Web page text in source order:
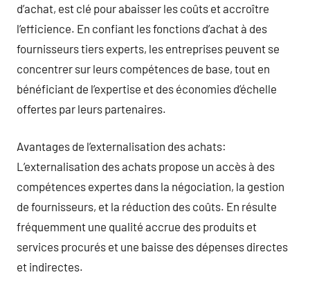
d’achat, est clé pour abaisser les coûts et accroître
l’efficience. En confiant les fonctions d’achat à des
fournisseurs tiers experts, les entreprises peuvent se
concentrer sur leurs compétences de base, tout en
bénéficiant de l’expertise et des économies d’échelle
offertes par leurs partenaires.
Avantages de l’externalisation des achats:
L’externalisation des achats propose un accès à des
compétences expertes dans la négociation, la gestion
de fournisseurs, et la réduction des coûts. En résulte
fréquemment une qualité accrue des produits et
services procurés et une baisse des dépenses directes
et indirectes.